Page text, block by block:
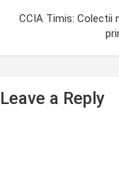
CCIA Timis: Colectii
Leave a Reply